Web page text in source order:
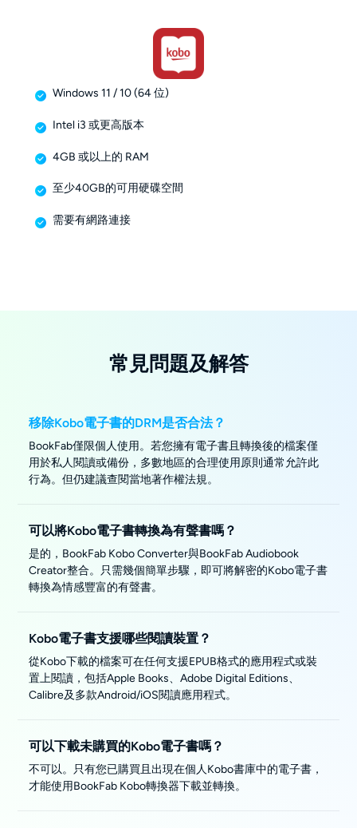
Windows 11 / 10 (64 位)
Intel i3 或更高版本
4GB 或以上的 RAM
至少40GB的可用硬碟空間
需要有網路連接
常見問題及解答
移除Kobo電子書的DRM是否合法？
BookFab僅限個人使用。若您擁有電子書且轉換後的檔案僅
用於私人閱讀或備份，多數地區的合理使用原則通常允許此
行為。但仍建議查閱當地著作權法規。
可以將Kobo電子書轉換為有聲書嗎？
是的，BookFab Kobo Converter與BookFab Audiobook
Creator整合。只需幾個簡單步驟，即可將解密的Kobo電子書
轉換為情感豐富的有聲書。
Kobo電子書支援哪些閱讀裝置？
從Kobo下載的檔案可在任何支援EPUB格式的應用程式或裝
置上閱讀，包括Apple Books、Adobe Digital Editions、
Calibre及多款Android/iOS閱讀應用程式。
可以下載未購買的Kobo電子書嗎？
不可以。只有您已購買且出現在個人Kobo書庫中的電子書，
才能使用BookFab Kobo轉換器下載並轉換。